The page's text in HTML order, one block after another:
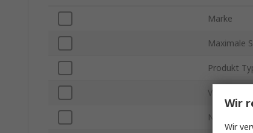
Marke
Maximale
Produkt
Wir
Wir